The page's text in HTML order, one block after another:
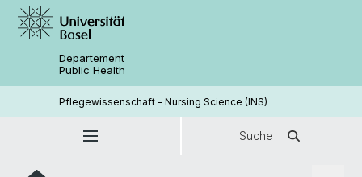
Departement
Public Health
Pflegewissenschaft - Nursing Science (INS)
Suche